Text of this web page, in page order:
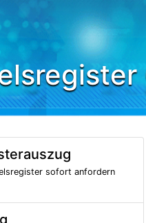
sofort anfordern